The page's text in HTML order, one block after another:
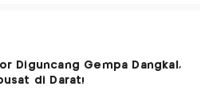
Diguncang Gempa Dangkal,
di Darat!